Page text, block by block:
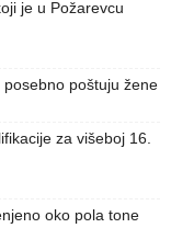
je u Požarevcu
poštuju žene
za višeboj 16.
oko pola tone